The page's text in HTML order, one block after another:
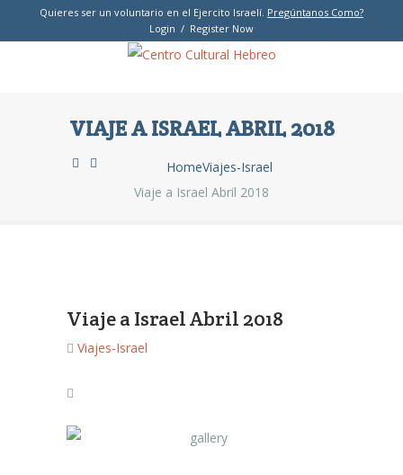
Quieres ser un voluntario en el Ejercito Israelí. Pregúntanos Como?
Login / Register Now
VIAJE A ISRAEL ABRIL 2018
HomeViajes-Israel
Viaje a Israel Abril 2018
Viaje a Israel Abril 2018
Viajes-Israel